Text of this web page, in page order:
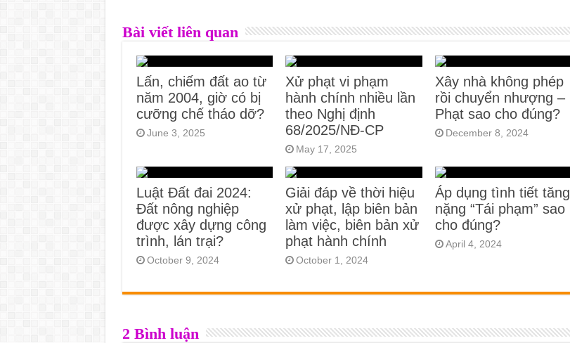
Bài viết liên quan
Lấn, chiếm đất ao từ
năm 2004, giờ có bị
cưỡng chế tháo dỡ?
June 3, 2025
Xử phạt vi phạm
hành chính nhiều lần
theo Nghị định
68/2025/NĐ-CP
May 17, 2025
Xây nhà không phép
rồi chuyển nhượng –
Phạt sao cho đúng?
December 8, 2024
Luật Đất đai 2024:
Đất nông nghiệp
được xây dựng công
trình, lán trại?
October 9, 2024
Giải đáp về thời hiệu
xử phạt, lập biên bản
làm việc, biên bản xử
phạt hành chính
October 1, 2024
Áp dụng tình tiết tăng
nặng “Tái phạm” sao
cho đúng?
April 4, 2024
2 Bình luận